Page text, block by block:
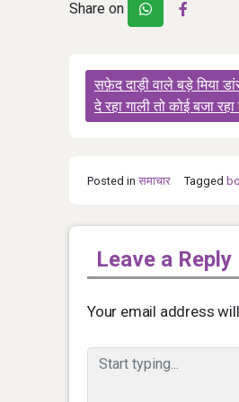
Share on
Post
navigation
सफ़ेद दाड़ी वाले बड़े मिया
दे रहा गाली तो कोई बजा रहा
Posted in समाचार Tagged
Leave a Reply
Your email address